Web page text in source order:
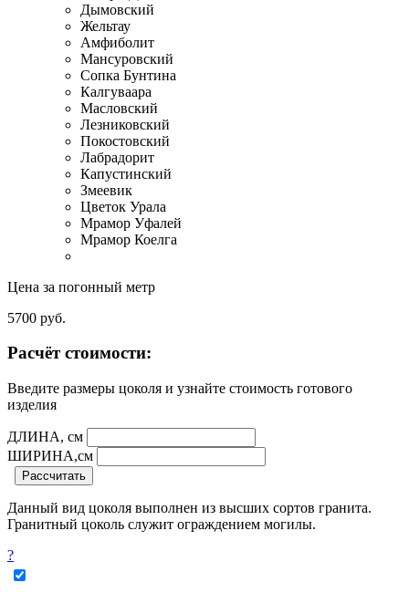
Дымовский
Жельтау
Амфиболит
Мансуровский
Сопка Бунтина
Калгуваара
Масловский
Лезниковский
Покостовский
Лабрадорит
Капустинский
Змеевик
Цветок Урала
Мрамор Уфалей
Мрамор Коелга
Цена за погонный метр
5700 руб.
Расчёт стоимости:
Введите размеры цоколя и узнайте стоимость готового
изделия
ДЛИНА, см
ШИРИНА,см
Рассчитать
Данный вид цоколя выполнен из высших сортов гранита.
Гранитный цоколь служит ограждением могилы.
?